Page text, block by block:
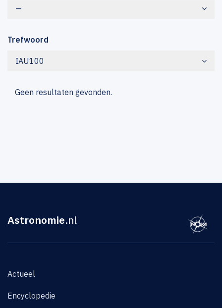
—
Trefwoord
IAU100
Geen resultaten gevonden.
Astronomie.nl
Actueel
Encyclopedie